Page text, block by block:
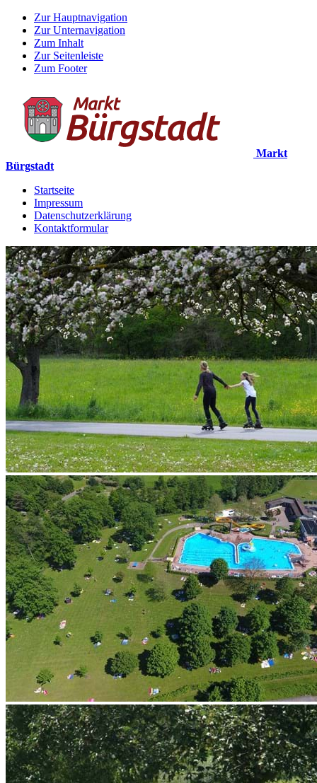
Zur Hauptnavigation
Zur Unternavigation
Zum Inhalt
Zur Seitenleiste
Zum Footer
Markt
Bürgstadt
Startseite
Impressum
Datenschutzerklärung
Kontaktformular